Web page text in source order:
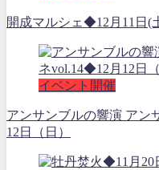
開成マルシェ◆12月11日(
イベント開催
アンサンブルの響演 アン
12日（日）